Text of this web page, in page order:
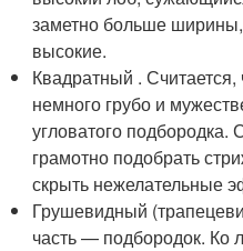
заметно больше
высокие.
Квадратный . Считается,
немного грубо и
угловатого
грамотно подобрать
скрыть нежелательные
Грушевидный
часть — подбородок. Ко